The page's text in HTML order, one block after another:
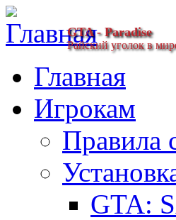
GTA - Paradise
Райский уголок в
Главная
Игрокам
Правила
GTA: